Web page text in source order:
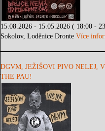
15.08.2026 - 15.05.2026 ( 18:00 -
Sokolov, Loděnice DronteVíce
DGVM, JEŽIŠOVI PIVO NELEJ,
THE PAU!